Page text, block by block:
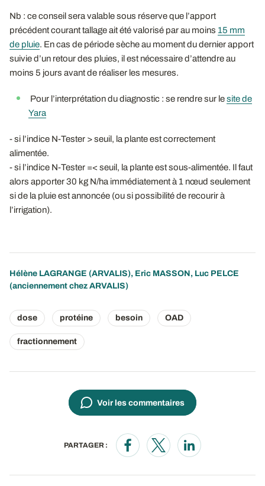
Nb : ce conseil sera valable sous réserve que l’apport
précédent courant tallage ait été valorisé par au moins 15 mm
de pluie. En cas de période sèche au moment du dernier apport
suivie d’un retour des pluies, il est nécessaire d’attendre au
moins 5 jours avant de réaliser les mesures.
Pour l’interprétation du diagnostic : se rendre sur lesite de
Yara
- si l’indice N-Tester > seuil, la plante est correctement
alimentée.
- si l’indice N-Tester =< seuil, la plante est sous-alimentée. Il faut
alors apporter 30 kg N/ha immédiatement à 1 nœud seulement
si de la pluie est annoncée (ou si possibilité de recourir à
l’irrigation).
Hélène LAGRANGE (ARVALIS), Eric MASSON, Luc PELCE
(anciennement chez ARVALIS)
dose protéine besoin OAD
fractionnement
Voir les commentaires
PARTAGER :
Opens in a new window
Opens in a new window
Opens in a new